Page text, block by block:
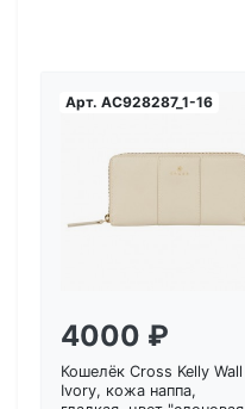
Арт. AC928287_1-16
4000 ₽
Кошелёк Cross Kelly Wall
Ivory, кожа наппа,